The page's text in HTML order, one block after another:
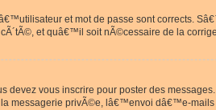
et mot de passe sont corrects.
et quâ€™il soit nÃ©cessaire de la
vous inscrire pour poster des
messagerie privÃ©e, lâ€™envoi dâ€™e-